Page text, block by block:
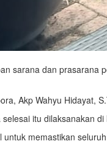
sarana dan prasarana
Akp Wahyu Hidayat,
itu dilaksanakan
memastikan